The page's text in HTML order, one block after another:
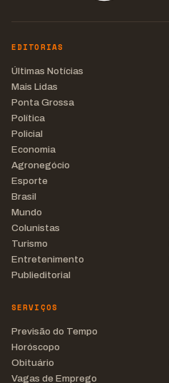
EDITORIAS
Últimas Notícias
Mais Lidas
Ponta Grossa
Política
Policial
Economia
Agronegócio
Esporte
Brasil
Mundo
Colunistas
Turismo
Entretenimento
Publieditorial
SERVIÇOS
Previsão do Tempo
Horóscopo
Obituário
Vagas de Emprego